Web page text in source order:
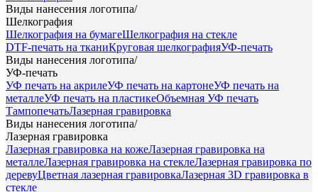
Виды нанесения логотипа/
Шелкография
Шелкография на бумагеШелкография на стекле
DTF-печать на тканиКруговая шелкографияУФ-печать
Виды нанесения логотипа/
УФ-печать
УФ печать на акрилеУФ печать на картонеУФ печать на
металлеУФ печать на пластикеОбъемная УФ печать
ТампопечатьЛазерная гравировка
Виды нанесения логотипа/
Лазерная гравировка
Лазерная гравировка на кожеЛазерная гравировка на
металлеЛазерная гравировка на стеклеЛазерная гравировка по
деревуЦветная лазерная гравировкаЛазерная 3D гравировка в
стекле